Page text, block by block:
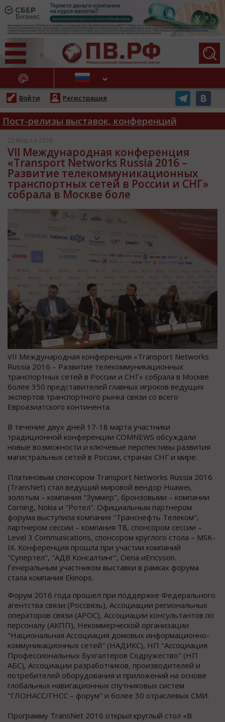
НОВОСТИ
Войти Регистрация
Пост-релизы выставок, конференций
22 Марта 2016
VII Международная конференция
«Transport Networks Russia 2016 –
Развитие телекоммуникационных
транспортных сетей в России и СНГ»
собрала в Москве боле
VII Международная конференция «Transport Networks
Russia 2016 – Развитие телекоммуникационных
транспортных сетей в России и СНГ» собрала в Москве
более 350 представителей главных игроков ведущих
экспертов транспортного рынка связи со всего
Евроазиатского континента.
В течение двух дней 17-18 марта участники
традиционной конференции COMNEWS обсуждали
новые возможности и ключевые перспективы развития
магистральных сетей в России, странах СНГ и мире.
Платиновым спонсором Transport Networks Russia 2016
(TransNet) стал ведущий мировой вендор Huawei,
золотым – компания "Зуммер", бронзовыми – компании
Corning, Nokia и "Ротел". Официальным партнером
форума выступила компания "Транснефть Телеком",
партнером сессии – компания Т8, спонсором сессии –
Level 3 Communications, спонсором круглого стола – MSK-
IX. Конференция прошла при участии компаний
"Супертел", "АДВ Консалтинг", Ciena иEricsson.
Генеральным участником выставки в рамках форума
стала компания Ekinops.
Форум 2016 года прошел при поддержке Федерального
агентства связи (Россвязь), Ассоциации региональных
операторов связи (АРОС), Ассоциации консультантов по
персоналу (АКПП), Некоммерческой организации
"Национальная Ассоциация домовых информационно-
коммуникационных сетей" (НАДИКС), НП "Ассоциация
Профессиональных Бухгалтеров Содружество" (НП
АБС), Ассоциации разработчиков, производителей и
потребителей оборудования и приложений на основе
глобальных навигационных спутниковых систем
"ГЛОНАСС/ГНСС – форум" и более 30 отраслевых СМИ.
Программу TransNet 2016 открыл круглый стол «В